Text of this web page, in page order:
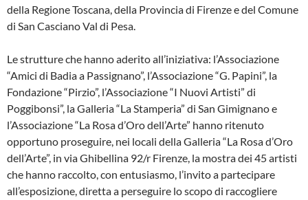
della Regione Toscana, della Provincia di Firenze e del Comune
di San Casciano Val di Pesa.
Le strutture che hanno aderito all’iniziativa: l’Associazione
“Amici di Badia a Passignano”, l’Associazione “G. Papini”, la
Fondazione “Pirzio”, l’Associazione “I Nuovi Artisti” di
Poggibonsi”, la Galleria “La Stamperia” di San Gimignano e
l’Associazione “La Rosa d’Oro dell’Arte” hanno ritenuto
opportuno proseguire, nei locali della Galleria “La Rosa d’Oro
dell’Arte”, in via Ghibellina 92/r Firenze, la mostra dei 45 artisti
che hanno raccolto, con entusiasmo, l’invito a partecipare
all’esposizione, diretta a perseguire lo scopo di raccogliere